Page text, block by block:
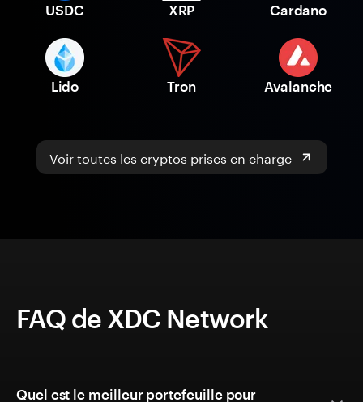
USDC XRP Cardano
Lido Tron Avalanche
Voir toutes les cryptos prises en charge
FAQ de XDC Network
Quel est le meilleur portefeuille pour